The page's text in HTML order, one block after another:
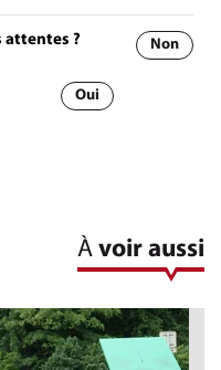
attentes ? Non
Oui
À voir aussi